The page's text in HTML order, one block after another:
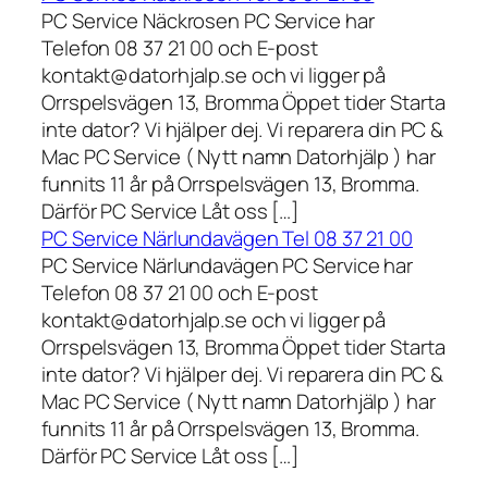
PC Service Näckrosen PC Service har
Telefon 08 37 21 00 och E-post
kontakt@datorhjalp.se och vi ligger på
Orrspelsvägen 13, Bromma Öppet tider Starta
inte dator? Vi hjälper dej. Vi reparera din PC &
Mac PC Service ( Nytt namn Datorhjälp ) har
funnits 11 år på Orrspelsvägen 13, Bromma.
Därför PC Service Låt oss […]
PC Service Närlundavägen Tel 08 37 21 00
PC Service Närlundavägen PC Service har
Telefon 08 37 21 00 och E-post
kontakt@datorhjalp.se och vi ligger på
Orrspelsvägen 13, Bromma Öppet tider Starta
inte dator? Vi hjälper dej. Vi reparera din PC &
Mac PC Service ( Nytt namn Datorhjälp ) har
funnits 11 år på Orrspelsvägen 13, Bromma.
Därför PC Service Låt oss […]